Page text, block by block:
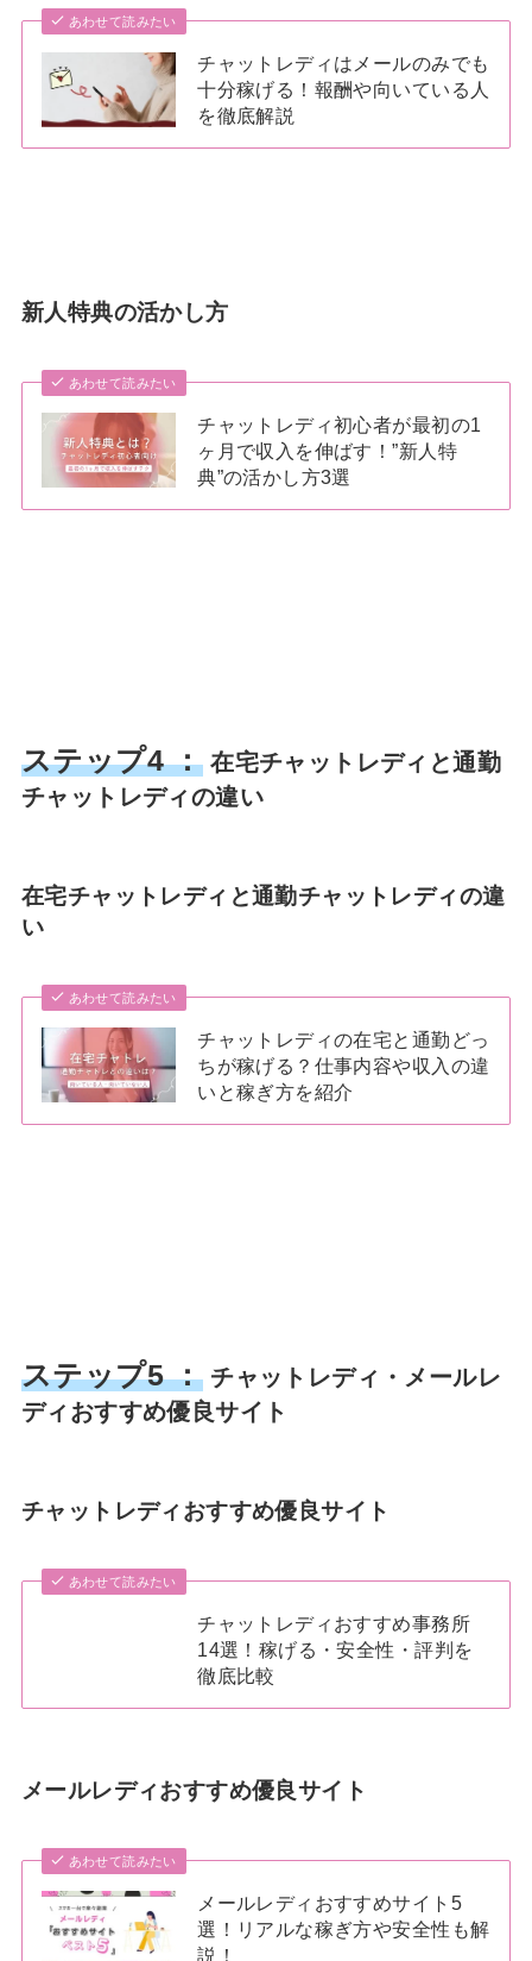
あわせて読みたい
チャットレディはメールのみでも
十分稼げる！報酬や向いている人
を徹底解説
新人特典の活かし方
あわせて読みたい
チャットレディ初心者が最初の1
ヶ月で収入を伸ばす！”新人特
典”の活かし方3選
ステップ4 ：在宅チャットレディと通勤
チャットレディの違い
在宅チャットレディと通勤チャットレディの違
い
あわせて読みたい
チャットレディの在宅と通勤どっ
ちが稼げる？仕事内容や収入の違
いと稼ぎ方を紹介
ステップ5 ：チャットレディ・メールレ
ディおすすめ優良サイト
チャットレディおすすめ優良サイト
あわせて読みたい
チャットレディおすすめ事務所
14選！稼げる・安全性・評判を
徹底比較
メールレディおすすめ優良サイト
あわせて読みたい
メールレディおすすめサイト5
選！リアルな稼ぎ方や安全性も解
説！